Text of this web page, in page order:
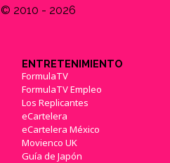
© 2010 - 2026
ENTRETENIMIENTO
FormulaTV
FormulaTV Empleo
Los Replicantes
eCartelera
eCartelera México
Movienco UK
Guía de Japón